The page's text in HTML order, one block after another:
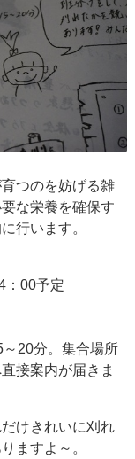
つのを妨げる雑
な栄養を確保す
行います。
：00予定
20分。集合場所
接案内が届きま
けきれいに刈れ
ますよ～。